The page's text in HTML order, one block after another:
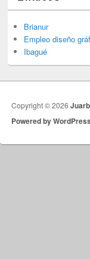
Brianur
Empleo diseño
Ibagué
Copyright © 2026
Powered by WordPress